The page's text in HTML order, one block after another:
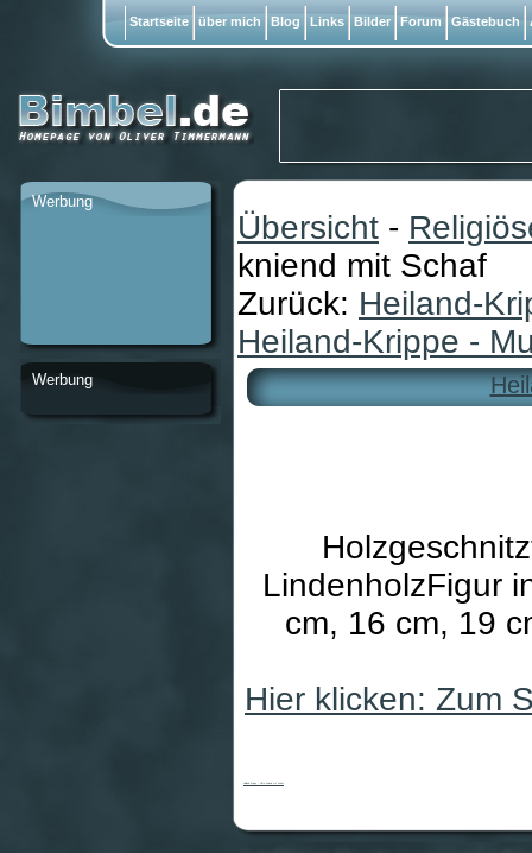
Übersicht -
kniend mit Schaf
Zurück: Heiland-
Heiland-Krippe -
LindenholzFigur
cm, 16 cm, 19
Hier klicken: Zum
Werbung
Werbung
Startseite über mich Blog Links Bilder Forum Gästebuch